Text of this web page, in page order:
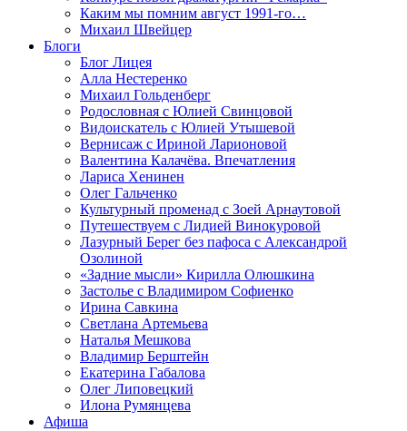
Каким мы помним август 1991-го…
Михаил Швейцер
Блоги
Блог Лицея
Алла Нестеренко
Михаил Гольденберг
Родословная с Юлией Свинцовой
Видоискатель с Юлией Утышевой
Вернисаж с Ириной Ларионовой
Валентина Калачёва. Впечатления
Лариса Хенинен
Олег Гальченко
Культурный променад с Зоей Арнаутовой
Путешествуем с Лидией Винокуровой
Лазурный Берег без пафоса с Александрой
Озолиной
«Задние мысли» Кирилла Олюшкина
Застолье с Владимиром Софиенко
Ирина Савкина
Светлана Артемьева
Наталья Мешкова
Владимир Берштейн
Екатерина Габалова
Олег Липовецкий
Илона Румянцева
Афиша